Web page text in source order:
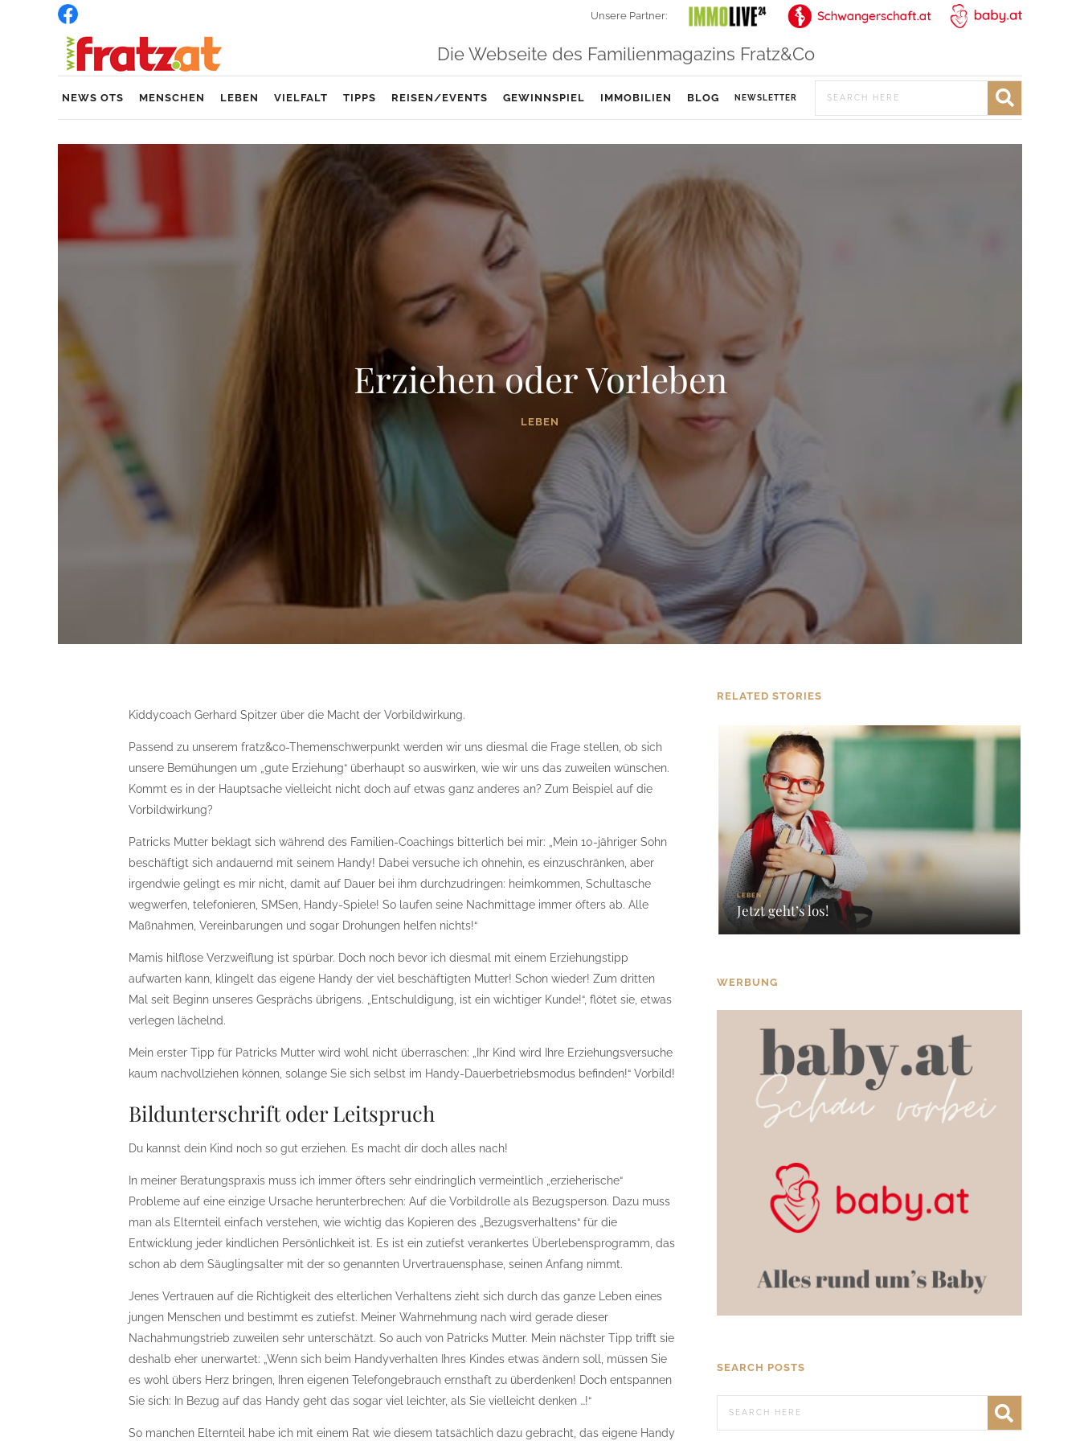
Unsere Partner:
Die Webseite des Familienmagazins Fratz&Co
NEWS OTS MENSCHEN LEBEN VIELFALT TIPPS REISEN/EVENTS GEWINNSPIEL IMMOBILIEN BLOG NEWSLETTER
Erziehen oder Vorleben
LEBEN
Kiddycoach Gerhard Spitzer über die Macht der Vorbildwirkung.
Passend zu unserem fratz&co-Themenschwerpunkt werden wir uns diesmal die Frage stellen, ob sich
unsere Bemühungen um „gute Erziehung“ überhaupt so auswirken, wie wir uns das zuweilen wünschen.
Kommt es in der Hauptsache vielleicht nicht doch auf etwas ganz anderes an? Zum Beispiel auf die
Vorbildwirkung?
Patricks Mutter beklagt sich während des Familien-Coachings bitterlich bei mir: „Mein 10-jähriger Sohn
beschäftigt sich andauernd mit seinem Handy! Dabei versuche ich ohnehin, es einzuschränken, aber
irgendwie gelingt es mir nicht, damit auf Dauer bei ihm durchzudringen: heimkommen, Schultasche
wegwerfen, telefonieren, SMSen, Handy-Spiele! So laufen seine Nachmittage immer öfters ab. Alle
Maßnahmen, Vereinbarungen und sogar Drohungen helfen nichts!“
Mamis hilflose Verzweiflung ist spürbar. Doch noch bevor ich diesmal mit einem Erziehungstipp
aufwarten kann, klingelt das eigene Handy der viel beschäftigten Mutter! Schon wieder! Zum dritten
Mal seit Beginn unseres Gesprächs übrigens. „Entschuldigung, ist ein wichtiger Kunde!“, flötet sie, etwas
verlegen lächelnd.
Mein erster Tipp für Patricks Mutter wird wohl nicht überraschen: „Ihr Kind wird Ihre Erziehungsversuche
kaum nachvollziehen können, solange Sie sich selbst im Handy-Dauerbetriebsmodus befinden!“ Vorbild!
Bildunterschrift oder Leitspruch
Du kannst dein Kind noch so gut erziehen. Es macht dir doch alles nach!
In meiner Beratungspraxis muss ich immer öfters sehr eindringlich vermeintlich „erzieherische“
Probleme auf eine einzige Ursache herunterbrechen: Auf die Vorbildrolle als Bezugsperson. Dazu muss
man als Elternteil einfach verstehen, wie wichtig das Kopieren des „Bezugsverhaltens“ für die
Entwicklung jeder kindlichen Persönlichkeit ist. Es ist ein zutiefst verankertes Überlebensprogramm, das
schon ab dem Säuglingsalter mit der so genannten Urvertrauensphase, seinen Anfang nimmt.
Jenes Vertrauen auf die Richtigkeit des elterlichen Verhaltens zieht sich durch das ganze Leben eines
jungen Menschen und bestimmt es zutiefst. Meiner Wahrnehmung nach wird gerade dieser
Nachahmungstrieb zuweilen sehr unterschätzt. So auch von Patricks Mutter. Mein nächster Tipp trifft sie
deshalb eher unerwartet: „Wenn sich beim Handyverhalten Ihres Kindes etwas ändern soll, müssen Sie
es wohl übers Herz bringen, Ihren eigenen Telefongebrauch ernsthaft zu überdenken! Doch entspannen
Sie sich: In Bezug auf das Handy geht das sogar viel leichter, als Sie vielleicht denken …!“
So manchen Elternteil habe ich mit einem Rat wie diesem tatsächlich dazu gebracht, das eigene Handy
RELATED STORIES
LEBEN
Jetzt geht’s los!
WERBUNG
SEARCH POSTS